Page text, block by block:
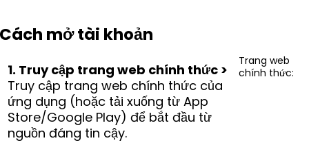
Cách mở tài khoản
1. Truy cập trang web chính thức >
Truy cập trang web chính thức của
ứng dụng (hoặc tải xuống từ App
Store/Google Play) để bắt đầu từ
nguồn đáng tin cậy.
Trang web
chính thức: